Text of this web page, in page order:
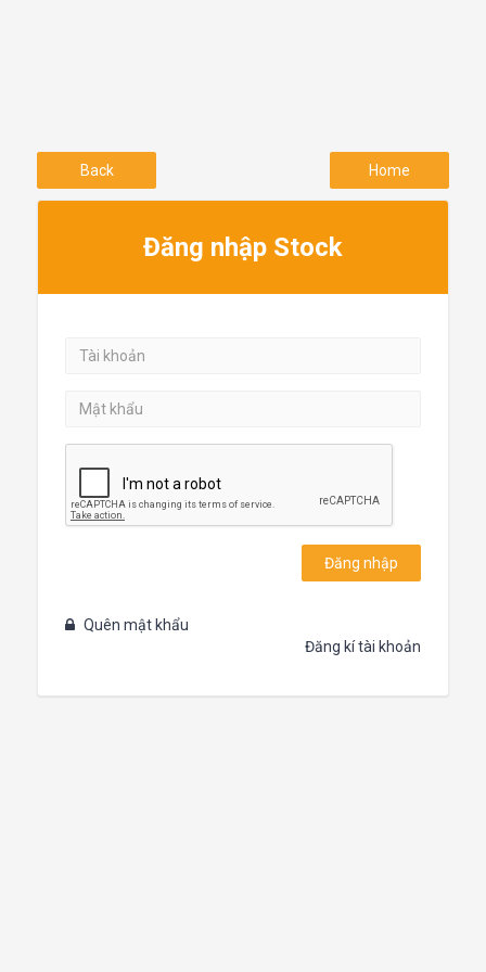
Back Home
Đăng nhập Stock
Đăng nhập
Quên mật khẩu
Đăng kí tài khoản